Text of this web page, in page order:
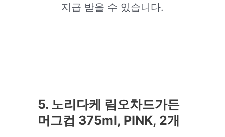
지급 받을 수 있습니다.
5. 노리다케 림오차드가든
머그컵 375ml, PINK, 2개